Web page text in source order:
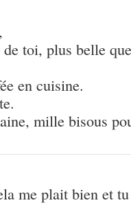
toi, plus belle
en cuisine.
mille bisous
me plait bien et